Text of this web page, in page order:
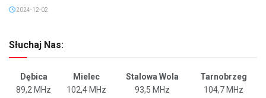
2024-12-02
Słuchaj Nas:
Dębica Mielec Stalowa Wola
Tarnobrzeg
89,2 MHz
102,4 MHz 93,5 MHz 104,7 MHz